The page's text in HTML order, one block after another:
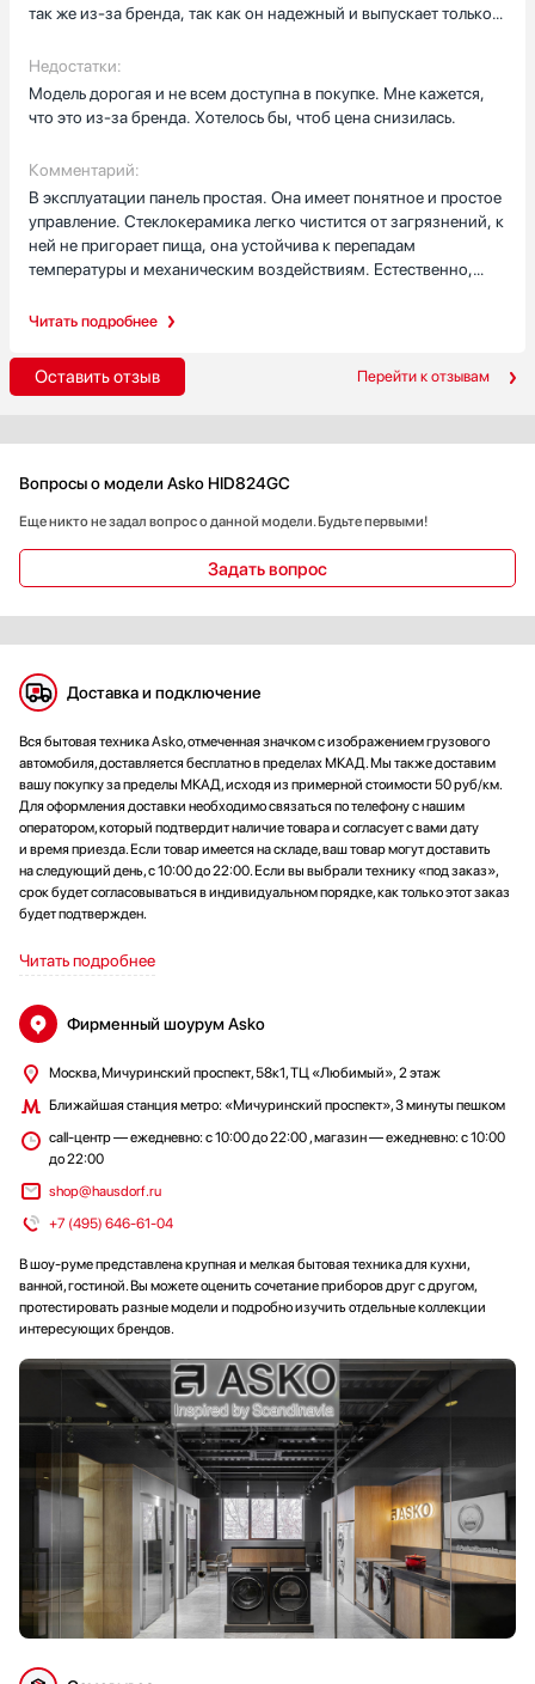
Читать подробнее
так же из-за бренда, так как он надежный и выпускает только
кухни. Она легко управляется, имеет 13 степеней нагрева,
которые регулируются плавно, а нагрев начинается
моментально. На мой взгляд, на этой панели я готовлю
намного быстрее, чем раньше на простой электрической
достаточно быстрый. Радует еще то, что сама панель при
работе не нагревается, так как нагрев происходит только,
непосредственно под дном посуды. В связи с этим, панель
безопасна и не травмоопасна при эксплуатации. При ее
установке, кухня приобретает более современный стиль,
панель упрощает работу хозяйки. я всем ее рекомендую!
Недостатки:
Модель дорогая и не всем доступна в покупке. Мне кажется,
что это из-за бренда. Хотелось бы, чтоб цена снизилась.
Комментарий:
В эксплуатации панель простая. Она имеет понятное и простое
управление. Стеклокерамика легко чистится от загрязнений, к
ней не пригорает пища, она устойчива к перепадам
температуры и механическим воздействиям. Естественно,
выглядеть, как новая.
Оставить отзыв Перейти к отзывам
Вопросы о модели Asko HID824GC
Еще никто не задал вопрос о данной модели. Будьте первыми!
Задать вопрос
Доставка и подключение
Вся бытовая техника Asko, отмеченная значком с изображением грузового
автомобиля, доставляется бесплатно в пределах МКАД. Мы также доставим
вашу покупку за пределы МКАД, исходя из примерной стоимости 50 руб/км.
Для оформления доставки необходимо связаться по телефону с нашим
оператором, который подтвердит наличие товара и согласует с вами дату
и время приезда. Если товар имеется на складе, ваш товар могут доставить
на следующий день, с 10:00 до 22:00. Если вы выбрали технику «под заказ»,
срок будет согласовываться в индивидуальном порядке, как только этот заказ
будет подтвержден.
Читать подробнее
Фирменный шоурум Asko
Москва, Мичуринский проспект, 58к1, ТЦ «Любимый», 2 этаж
Ближайшая станция метро: «Мичуринский проспект», 3 минуты пешком
сall-центр — ежедневно: с 10:00 до 22:00 , магазин — ежедневно: с 10:00
до 22:00
shop@hausdorf.ru
+7 (495) 646-61-04
В шоу-руме представлена крупная и мелкая бытовая техника для кухни,
ванной, гостиной. Вы можете оценить сочетание приборов друг с другом,
протестировать разные модели и подробно изучить отдельные коллекции
интересующих брендов.